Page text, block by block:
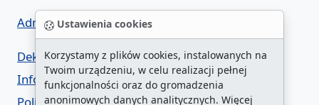
Ustawienia cookies
Korzystamy z plików cookies, instalowanych na
Twoim urządzeniu, w celu realizacji pełnej
funkcjonalności oraz do gromadzenia
anonimowych danych analitycznych. Więcej
Administrator BIP UM
Deklaracja dostępności
Informacja o urzędzie w ETR